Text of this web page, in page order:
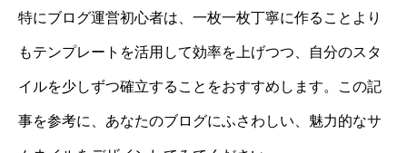
特にブログ運営初心者は、一枚一枚丁寧に作ることより
もテンプレートを活用して効率を上げつつ、自分のスタ
イルを少しずつ確立することをおすすめします。この記
事を参考に、あなたのブログにふさわしい、魅力的なサ